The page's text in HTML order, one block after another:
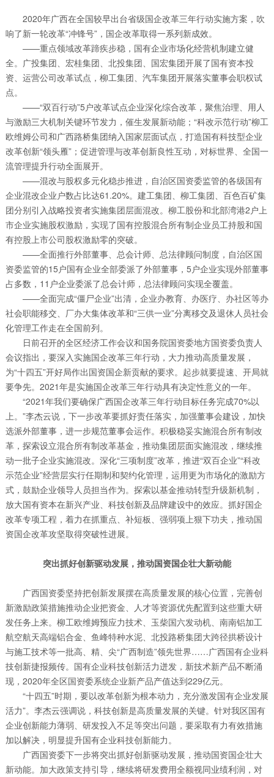
2020年广西在全国较早出台省级国企改革三年行动实施方案，吹
响了新一轮改革“冲锋号”，国企改革取得一系列新成效。
——重点领域改革蹄疾步稳，国有企业市场化经营机制建立健
全。广投集团、宏桂集团、北投集团、国宏集团开展了国有资本投
资、运营公司改革试点，柳工集团、汽车集团开展落实董事会职权试
点。
——“双百行动”5户改革试点企业深化综合改革，聚焦治理、用人
与激励三大机制关键环节发力，催生发展新动能；“科改示范行动”柳工
欧维姆公司和广西路桥集团纳入国家层面试点，打造国有科技型企业
改革创新“领头雁”；促进管理与改革创新良性互动，对标世界、全国一
流管理提升行动全面展开。
——混改与股权多元化稳步推进，自治区国资委监管的各级国有
企业混改企业户数占比达61.20%。建工集团、柳工集团、百色百矿集
团分别引入战略投资者实施集团层面混改。柳工股份和北部湾港2户上
市企业实施股权激励，实现了国有控股混合所有制企业员工持股和国
有控股上市公司股权激励零的突破。
——全面推行外部董事、总会计师、总法律顾问制度，自治区国
资委监管的15户国有企业全部委派了外部董事，5户企业实现外部董事
占多数，11户企业委派了总会计师，总法律顾问实现全覆盖。
——全面完成“僵尸企业”出清，企业办教育、办医疗、办社区等办
社会职能移交、厂办大集体改革和“三供一业”分离移交及退休人员社会
化管理工作走在全国前列。
日前召开的全区经济工作会议和国务院国资委地方国资委负责人
会议指出，要深入实施国企改革三年行动，大力推动高质量发展，
为“十四五”开好局作出国资国企新贡献的要求。起步就要提速、开局就
要争先。2021年是实施国企改革三年行动具有决定性意义的一年。
“2021年我们要确保广西国企改革三年行动目标任务完成70%以
上。”李杰云说，下一步改革要抓好责任落实，加强董事会建设，加快
选派外部董事，进一步规范董事会运作。积极稳妥实施混合所有制改
革，探索设立混合所有制改革基金，推动集团层面实施混改，继续推
动一批子企业实施混改。深化“三项制度”改革，推进“双百企业”“科改
示范企业”经营层实行任期制和契约化管理，运用更为市场化的激励方
式，鼓励企业领导人员担当作为。探索以基金推动转型升级新机制，
放大国有资本在新兴产业、科技创新及品牌建设中的效应。抓好国企
改革专项工程，着力在抓重点、补短板、强弱项上狠下功夫，推动国
资国企改革攻坚取得突破性进展。
突出抓好创新驱动发展，推动国资国企壮大新动能
广西国资委坚持把创新发展摆在高质量发展的核心位置，完善创
新激励政策措施推动企业把资金、人才等资源优先配置到这些重大研
发任务上来。柳工欧维姆预应力技术、玉柴国六发动机、南南铝加工
航空航天高端铝合金、鱼峰特种水泥、北投路桥集团大跨径拱桥设计
与施工技术等一批高、精、尖“广西制造”领先世界……广西国有企业科
技创新捷报频传。国有企业科技创新活力迸发，新技术新产品不断涌
现，2020年全区国资委系统企业新产品产值达到229亿元。
“十四五”时期，要以改革创新为根本动力，充分激发国有企业发展
活力”。李杰云强调说，科技创新是高质量发展的关键。针对我区国有
企业创新能力薄弱、研发投入不足等突出问题，要采取有力有效措施
加以解决，明显提升国有企业科技创新能力。
广西国资委下一步将突出抓好创新驱动发展，推动国资国企壮大
新动能。加大政策支持引导，继续将研发费用全额视同业绩利润，对